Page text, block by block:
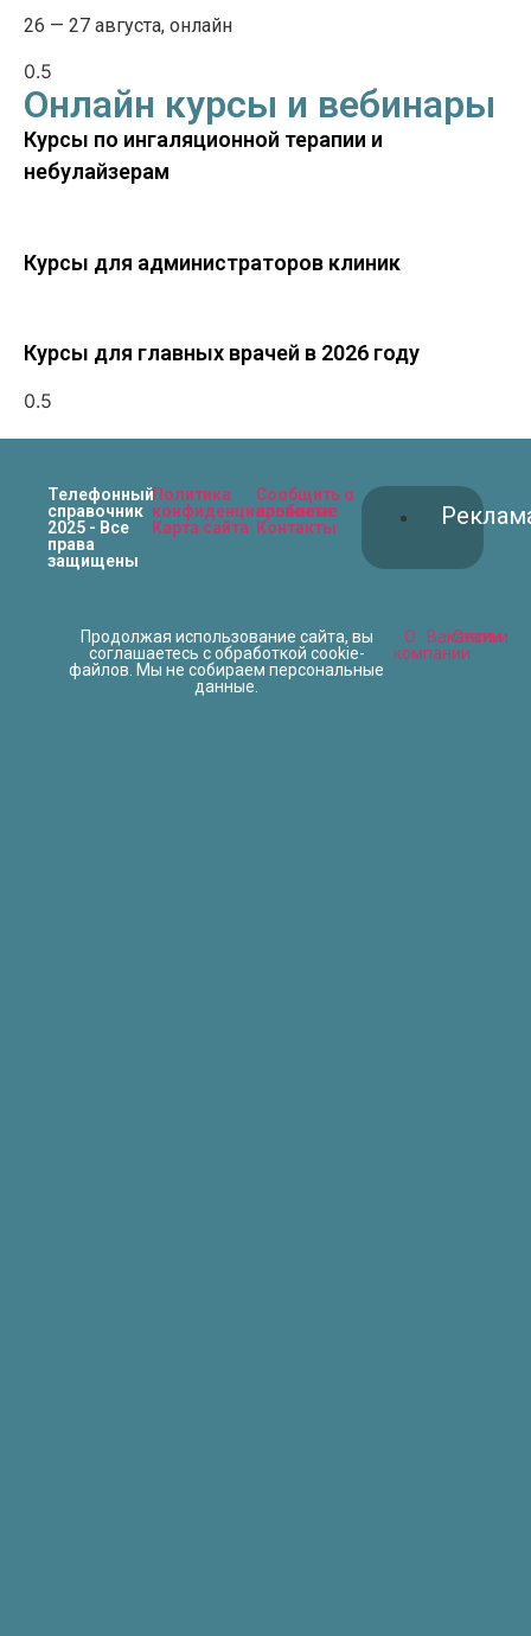
26 — 27 августа, онлайн
Онлайн курсы и вебинары
Курсы по ингаляционной терапии и
небулайзерам
Курсы для администраторов клиник
Курсы для главных врачей в 2026 году
Телефонный
справочник
2025 - Все
права
защищены
Политика
конфиденциальности
Карта сайта
Сообщить о
проблеме
Контакты
Продолжая использование сайта, вы
соглашаетесь с обработкой cookie-
файлов. Мы не собираем персональные
данные.
О
компании
Вакансии
Статьи